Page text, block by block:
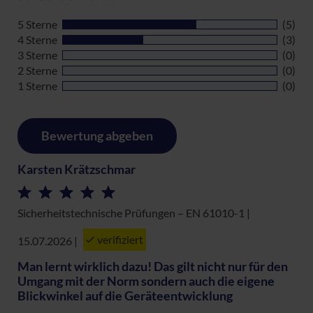
5 Sterne
(5)
4 Sterne
(3)
3 Sterne
(0)
2 Sterne
(0)
1 Sterne
(0)
Bewertung abgeben
Karsten Krätzschmar
Sicherheitstechnische Prüfungen – EN 61010-1 |
15.07.2026 | verifiziert
Man lernt wirklich dazu! Das gilt nicht nur für den
Umgang mit der Norm sondern auch die eigene
Blickwinkel auf die Geräteentwicklung